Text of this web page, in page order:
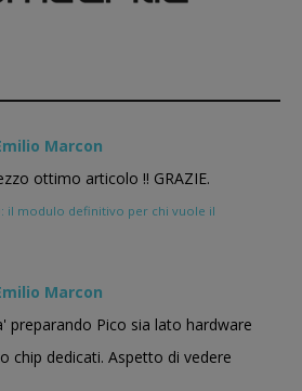
Marcon
ottimo articolo !! GRAZIE.
il modulo definitivo per chi vuole il
Marcon
preparando Pico sia lato hardware
chip dedicati. Aspetto di vedere